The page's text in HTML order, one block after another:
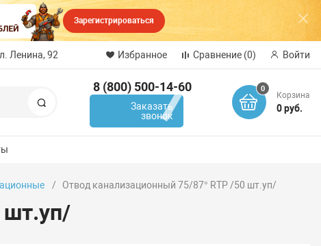
Зарегистрироваться
Ленина, 92 Избранное Сравнение (0) Войти
8 (800) 500-14-60
Заказать
звонок
0
Корзина
0 руб.
Отвод канализационный 75/87° RTP /50 шт.уп/
шт.уп/